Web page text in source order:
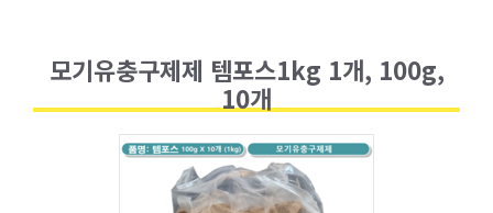
모기유충구제제 템포스1kg 1개, 100g,
10개